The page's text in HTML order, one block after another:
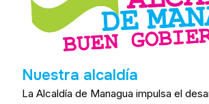
Nuestra alcaldía
La Alcaldía de Managua impulsa el